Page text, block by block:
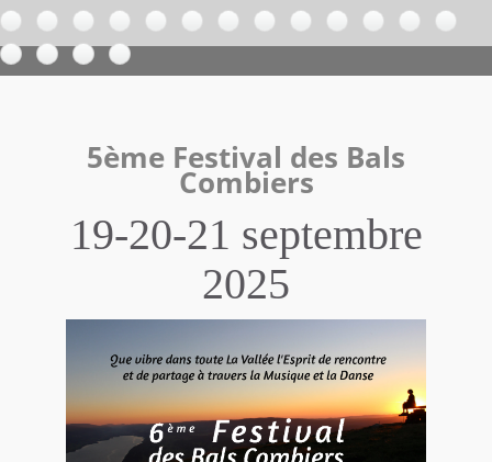
5ème Festival des Bals
Combiers
19-20-21 septembre
2025